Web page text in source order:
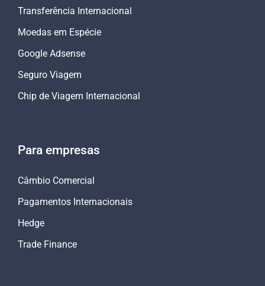
Transferência Internacional
Moedas em Espécie
Google Adsense
Seguro Viagem
Chip de Viagem Internacional
Para empresas
Câmbio Comercial
Pagamentos Internacionais
Hedge
Trade Finance